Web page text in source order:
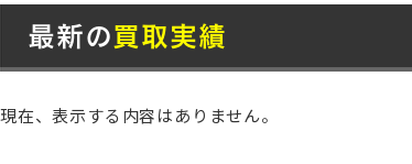
最新の買取実績
現在、表示する内容はありません。